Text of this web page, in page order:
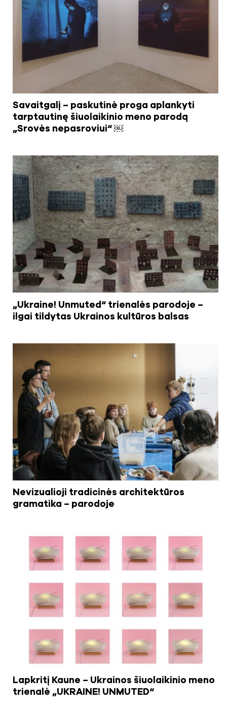
Savaitgalį – paskutinė proga aplankyti
tarptautinę šiuolaikinio meno parodą
„Srovės nepasroviui“ ￼
„Ukraine! Unmuted“ trienalės parodoje –
ilgai tildytas Ukrainos kultūros balsas
Nevizualioji tradicinės architektūros
gramatika – parodoje
Lapkritį Kaune – Ukrainos šiuolaikinio meno
trienalė „UKRAINE! UNMUTED“